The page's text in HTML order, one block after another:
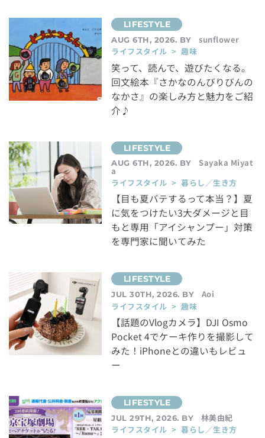
AUG 6TH, 2026. BY
sunflower
ライフスタイル > 趣味
笑って、読んで、遊びたくなる。
回文絵本『さかなのんびりびんの
なかさ』の楽しみ方と魅力をご紹
介♪
AUG 6TH, 2026. BY Sayaka Miyat
a
ライフスタイル > 暮らし／生き方
【目も夏バテするって本当？】夏
に気をつけたい3大ダメージと目
もと専用「アイシャンプー」対策
を専門家に聞いてみた
JUL 30TH, 2026. BY
Aoi
ライフスタイル > 趣味
【話題のVlogカメラ】DJI Osmo
Pocket 4でケーキ作りを撮影して
みた！iPhoneとの違いもレビュ
ー
JUL 29TH, 2026. BY
林美由紀
ライフスタイル > 暮らし／生き方